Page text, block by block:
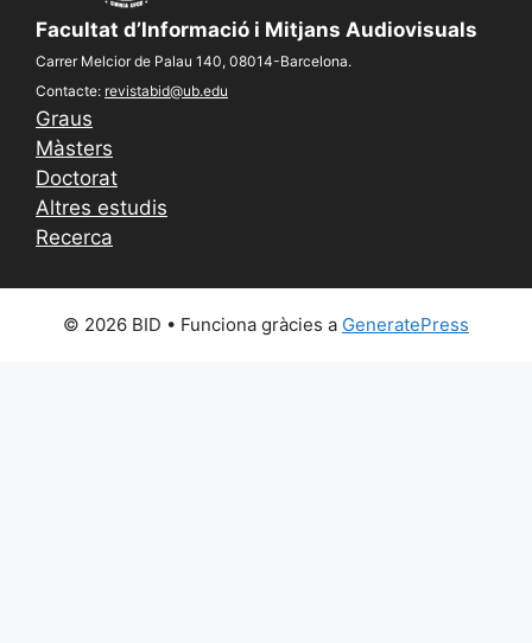
Facultat d’Informació i Mitjans Audiovisuals
Carrer Melcior de Palau 140, 08014-Barcelona.
Contacte: revistabid@ub.edu
Graus
Màsters
Doctorat
Altres estudis
Recerca
© 2026 BID • Funciona gràcies a GeneratePress